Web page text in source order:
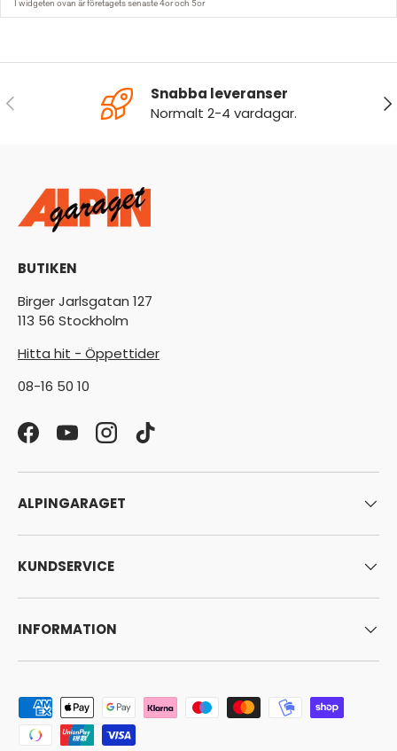
FÖREGÅENDE
Snabba leveranser
Normalt 2-4 vardagar.
BUTIKEN
Birger Jarlsgatan 127
113 56 Stockholm
Hitta hit - Öppettider
08-16 50 10
FacebookYouTubeInstagram
TikTok
ALPINGARAGET
KUNDSERVICE
INFORMATION
Godkända betalningsmetoder